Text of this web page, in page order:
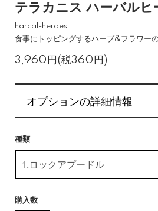
テラカニス ハーバルヒ
harcal-heroes
食事にトッピングするハーブ&フラワー
3,960円(税360円)
オプションの詳細情報
種類
購入数